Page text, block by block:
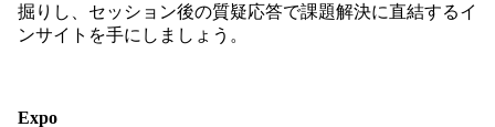
掘りし、セッション後の質疑応答で課題解決に直結するイ
ンサイトを手にしましょう。
Expo